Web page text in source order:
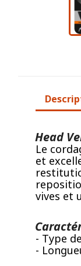
Head
Le
et
vives et
- Type
-